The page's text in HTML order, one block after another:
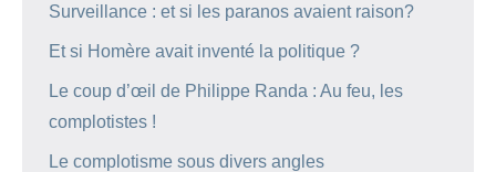
Surveillance : et si les paranos avaient raison?
Et si Homère avait inventé la politique ?
Le coup d’œil de Philippe Randa : Au feu, les
complotistes !
Le complotisme sous divers angles